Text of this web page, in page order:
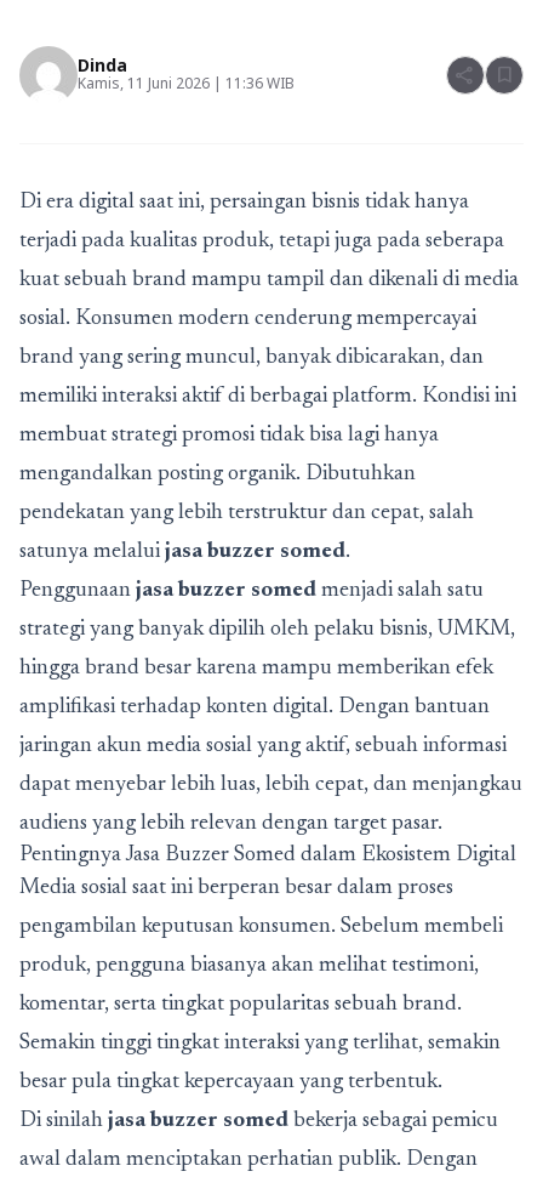
Dinda
Kamis, 11 Juni 2026 | 11:36 WIB share bookmark
Di era digital saat ini, persaingan bisnis tidak hanya
terjadi pada kualitas produk, tetapi juga pada seberapa
kuat sebuah brand mampu tampil dan dikenali di media
sosial. Konsumen modern cenderung mempercayai
brand yang sering muncul, banyak dibicarakan, dan
memiliki interaksi aktif di berbagai platform. Kondisi ini
membuat strategi promosi tidak bisa lagi hanya
mengandalkan posting organik. Dibutuhkan
pendekatan yang lebih terstruktur dan cepat, salah
satunya melalui jasa buzzer somed.
Penggunaan jasa buzzer somed menjadi salah satu
strategi yang banyak dipilih oleh pelaku bisnis, UMKM,
hingga brand besar karena mampu memberikan efek
amplifikasi terhadap konten digital. Dengan bantuan
jaringan akun media sosial yang aktif, sebuah informasi
dapat menyebar lebih luas, lebih cepat, dan menjangkau
audiens yang lebih relevan dengan target pasar.
Pentingnya Jasa Buzzer Somed dalam Ekosistem Digital
Media sosial saat ini berperan besar dalam proses
pengambilan keputusan konsumen. Sebelum membeli
produk, pengguna biasanya akan melihat testimoni,
komentar, serta tingkat popularitas sebuah brand.
Semakin tinggi tingkat interaksi yang terlihat, semakin
besar pula tingkat kepercayaan yang terbentuk.
Di sinilah jasa buzzer somed bekerja sebagai pemicu
awal dalam menciptakan perhatian publik. Dengan